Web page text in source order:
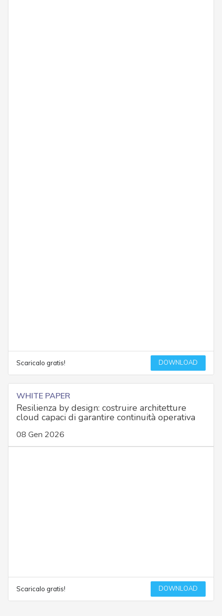
Scaricalo gratis! DOWNLOAD
WHITE PAPER
Resilienza by design: costruire architetture
cloud capaci di garantire continuità operativa
08 Gen 2026
Scaricalo gratis! DOWNLOAD